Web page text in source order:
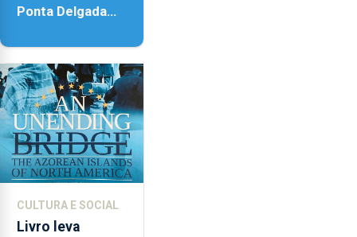
Ponta Delgada
novos
instrumentos
CULTURA E SOCIAL
Livro leva